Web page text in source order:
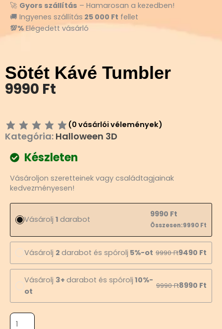
🚀 Gyors szállítás – Hamarosan a kezedben!
🚚 Ingyenes szállítás 25 000 Ft fellet
💯% Elégedett vásárló
Sötét Kávé Tumbler
9990 Ft
(0 vásárlói vélemények)
Kategória: Halloween 3D
Készleten
Vásároljon szeretteinek vagy családtagjainak
kedvezményesen!
Vásárolj 1 darabot
9990 Ft
Összesen:9990 Ft
Vásárolj 2 darabot és spórolj 5%-ot 9990Ft9490 Ft
Vásárolj 3+ darabot és spórolj 10%-
ot
9990Ft8990 Ft
Kávé
Tumbler
mennyiség